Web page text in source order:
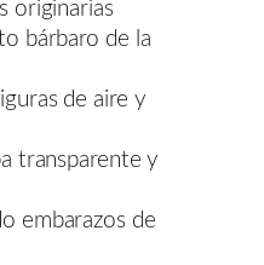
originarias
bárbaro de la
de aire y
transparente y
embarazos de